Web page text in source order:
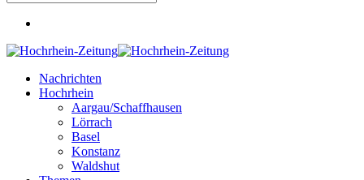
Nachrichten
Hochrhein
Aargau/Schaffhausen
Lörrach
Basel
Konstanz
Waldshut